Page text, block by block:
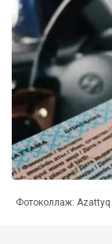
Фотоколлаж: